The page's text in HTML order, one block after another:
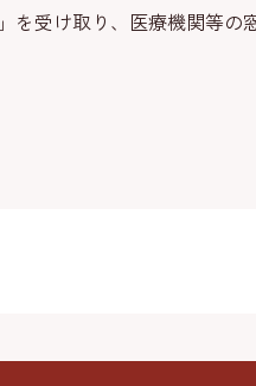
を受け取り、医療機関等の